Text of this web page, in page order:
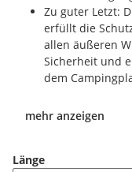
Zu guter Letzt:
erfüllt die
allen äußeren
Sicherheit und
dem
mehr anzeigen
Länge